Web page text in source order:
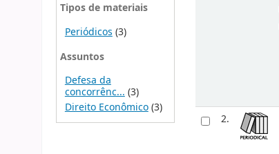
Tipos de materiais
Periódicos (3)
Assuntos
Defesa da
concorrênc...(3)
Direito Econômico(3)
2.